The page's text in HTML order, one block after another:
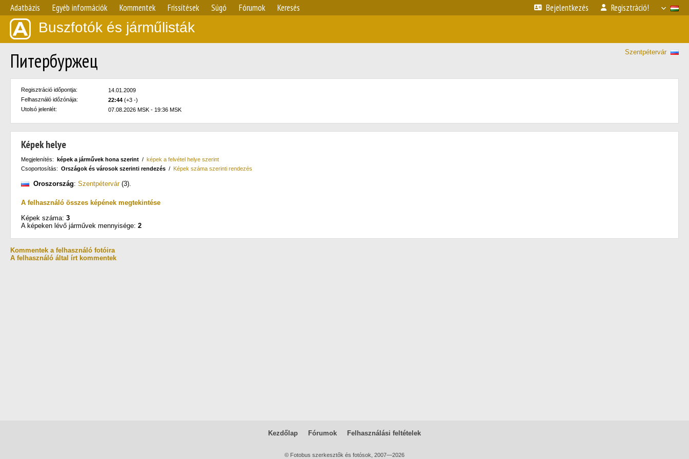
Adatbázis Egyéb információk Kommentek Frissítések Súgó Fórumok Keresés Bejelentkezés Regisztráció!
Buszfotók és járműlisták
Szentpétervár
Питербуржец
Regisztráció időpontja:
14.01.2009
Felhasználó időzónája:
22:44 (+3 -)
Utolsó jelenlét:
07.08.2026 MSK - 19:36 MSK
Képek helye
Megjelenítés: képek a járművek hona szerint / képek a felvétel helye szerint
Csoportosítás: Országok és városok szerinti rendezés / Képek száma szerinti rendezés
Oroszország: Szentpétervár(3).
A felhasználó összes képének megtekintése
Képek száma: 3
A képeken lévő járművek mennyisége: 2
Kommentek a felhasználó fotóira
A felhasználó által írt kommentek
Kezdőlap Fórumok Felhasználási feltételek
© Fotobus szerkesztők és fotósok, 2007—2026